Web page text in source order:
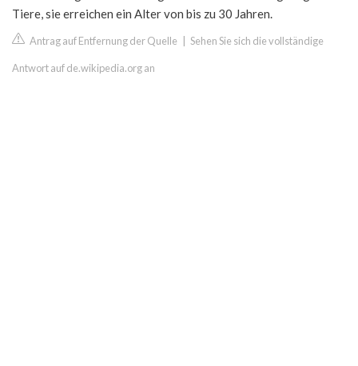
Tiere, sie erreichen ein Alter von bis zu 30 Jahren.
Antrag auf Entfernung der Quelle Sehen Sie sich die vollständige
Antwort auf de.wikipedia.org an